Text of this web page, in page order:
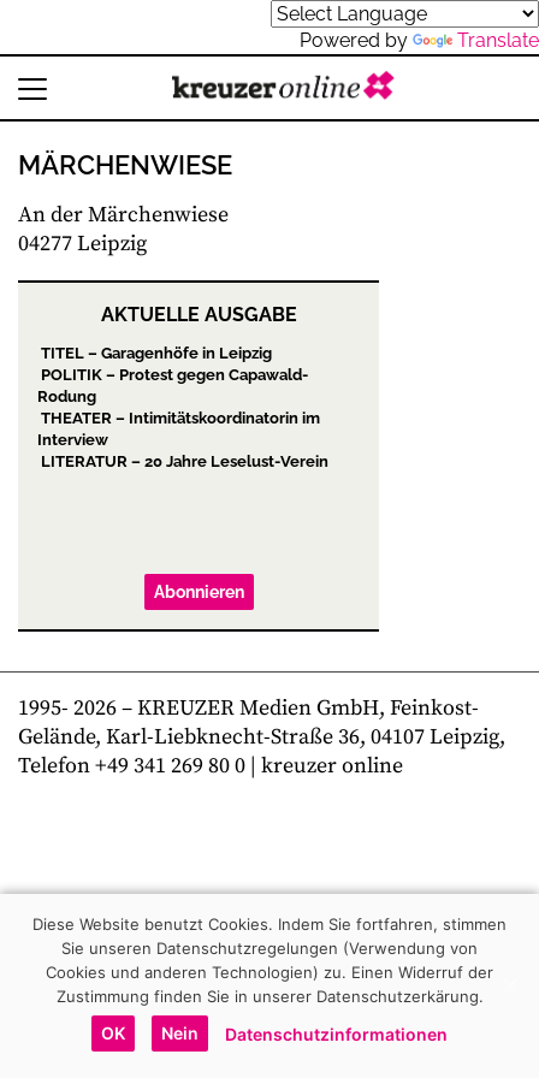
Powered by Translate
MÄRCHENWIESE
An der Märchenwiese
04277 Leipzig
AKTUELLE AUSGABE
TITEL – Garagenhöfe in Leipzig
POLITIK – Protest gegen Capawald-
Rodung
THEATER – Intimitätskoordinatorin im
Interview
LITERATUR – 20 Jahre Leselust-Verein
Abonnieren
1995- 2026– KREUZER Medien GmbH, Feinkost-
Gelände, Karl-Liebknecht-Straße 36, 04107 Leipzig,
Telefon +49 341 269 80 0 | kreuzer online
Diese Website benutzt Cookies. Indem Sie fortfahren, stimmen
Sie unseren Datenschutzregelungen (Verwendung von
Cookies und anderen Technologien) zu. Einen Widerruf der
Zustimmung finden Sie in unserer Datenschutzerkärung.
OK Nein Datenschutzinformationen